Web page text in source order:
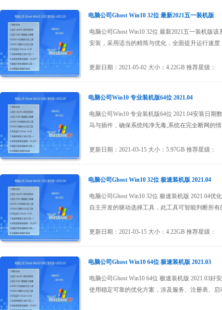
电脑公司Ghost Win10 32位 最新2021五一装机版
电脑公司Ghost Win10 32位 最新2021五一装机版
安装，采用适当的精简与优化，全面提升运行速
更新日期：2021-05-02 大小：4.22GB 推荐星级：
电脑公司Win10 专业装机版64位 2021.04
电脑公司Win10 专业装机版64位 2021.04安装日
马与插件，确保系统纯净无毒,系统在完全断网的
更新日期：2021-03-15 大小：5.97GB 推荐星级：
电脑公司Ghost Win10 32位 极速装机版 2021.04
电脑公司Ghost Win10 32位 极速装机版 2021.04
自主开发的驱动选择工具，此工具可智能判断所
更新日期：2021-03-15 大小：4.22GB 推荐星级：
电脑公司Ghost Win10 64位 极速装机版 2021.03
电脑公司Ghost Win10 64位 极速装机版 2021.03
使用稳定可靠的优化方案，涉及服务、注册表、启